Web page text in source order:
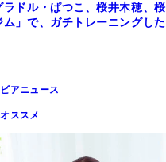
ドル・ぱつこ、桜井木穂、桜
」で、ガチトレーニングした
アニュース
オススメ